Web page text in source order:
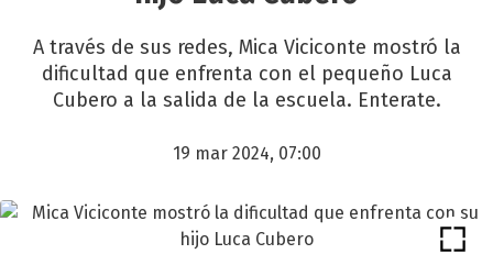
A través de sus redes, Mica Viciconte mostró la
dificultad que enfrenta con el pequeño Luca
Cubero a la salida de la escuela. Enterate.
19 mar 2024, 07:00